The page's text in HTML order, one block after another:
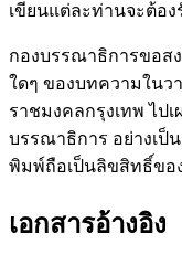
เขียนแต่ละท่านจะต้อ
กองบรรณาธิการขอส
ใดๆ ของบทความในว
ราชมงคลกรุงเทพ ไป
บรรณาธิการ อย่างเป็
พิมพ์ถือเป็นลิขสิทธิ์ขอ
เอกสารอ้างอิง